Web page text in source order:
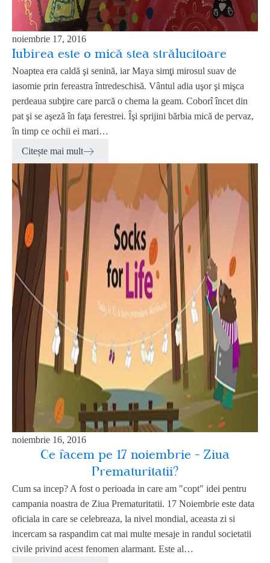
noiembrie 17, 2016
Iubirea este o mică stea strălucitoare
Noaptea era caldă şi senină, iar Maya simţi mirosul suav de
iasomie prin fereastra întredeschisă. Vântul adia uşor şi mişca
perdeaua subţire care parcă o chema la geam. Coborî încet din
pat şi se aşeză în faţa ferestrei. Îşi sprijini bărbia mică de pervaz,
în timp ce ochii ei mari…
Citește mai mult
noiembrie 16, 2016
Ce facem pe 17 noiembrie - Ziua
Prematuritatii?
Cum sa incep? A fost o perioada in care am "copt" idei pentru
campania noastra de Ziua Prematuritatii. 17 Noiembrie este data
oficiala in care se celebreaza, la nivel mondial, aceasta zi si
incercam sa raspandim cat mai multe mesaje in randul societatii
civile privind acest fenomen alarmant. Este al…